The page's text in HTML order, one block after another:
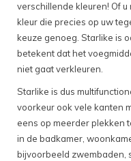
verschillende kleuren! Of
kleur die precies op uw
keuze genoeg. Starlike is
betekent dat het
niet gaat verkleuren.
Starlike is dus
voorkeur ook vele kanten
eens op meerder plekken
in de badkamer,
bijvoorbeeld zwembaden,